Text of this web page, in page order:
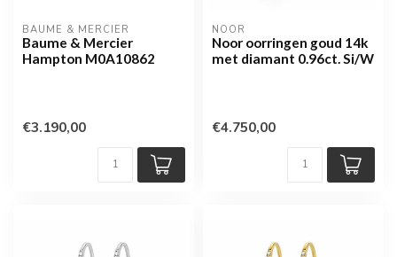
BAUME & MERCIER
Baume & Mercier
Hampton M0A10862
€3.190,00
NOOR
Noor oorringen goud 14k
met diamant 0.96ct. Si/W
€4.750,00